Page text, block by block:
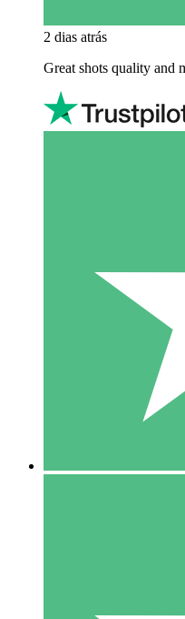
2 dias atrás
Great shots quality and